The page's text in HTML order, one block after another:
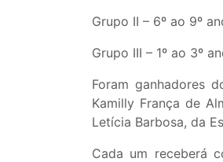
Grupo II – 6º ao 9º
Grupo III – 1º ao 3º
Foram ganhadores
Kamilly França de
Letícia Barbosa, da
Cada um receberá